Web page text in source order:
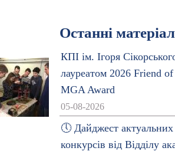
Останні
КПІ ім. Ігоря
лауреатом 2026 Friend
MGA Award
05-08-2026
🕔 Дайджест актуальних
конкурсів від Відділу